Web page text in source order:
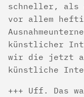
schneller, als
vor allem
künstlicher
wir die jetzt
künstliche
+++ Uff. Das